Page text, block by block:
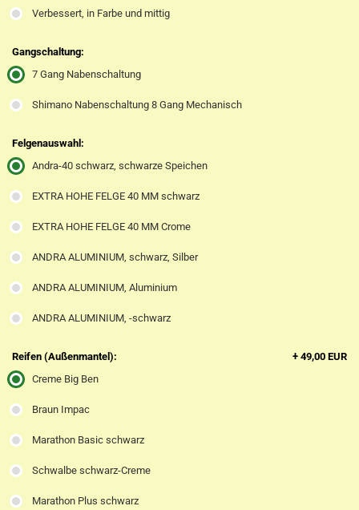
Verbessert, in Farbe und mittig
Gangschaltung:
7 Gang Nabenschaltung
Shimano Nabenschaltung 8 Gang Mechanisch
Felgenauswahl:
Andra-40 schwarz, schwarze Speichen
EXTRA HOHE FELGE 40 MM schwarz
EXTRA HOHE FELGE 40 MM Crome
ANDRA ALUMINIUM, schwarz, Silber
ANDRA ALUMINIUM, Aluminium
ANDRA ALUMINIUM, -schwarz
Reifen (Außenmantel):
+ 49,00 EUR
Creme Big Ben
Braun Impac
Marathon Basic schwarz
Schwalbe schwarz-Creme
Marathon Plus schwarz